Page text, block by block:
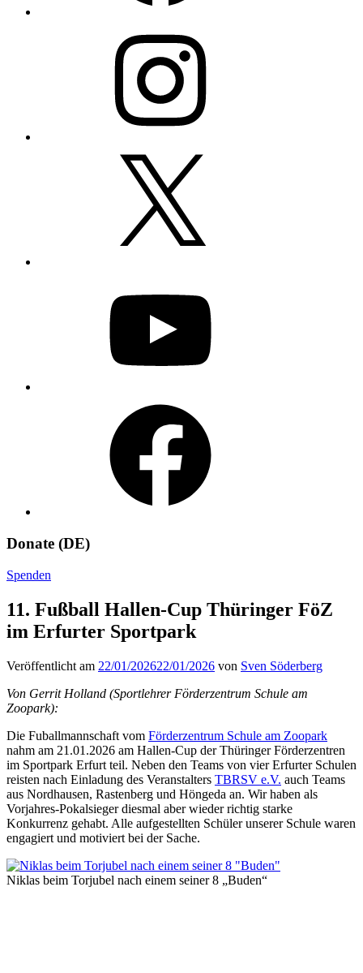
Donate (DE)
Spenden
11. Fußball Hallen-Cup Thüringer FöZ
im Erfurter Sportpark
Veröffentlicht am 22/01/202622/01/2026 von Sven Söderberg
Von Gerrit Holland (Sportlehrer Förderzentrum Schule am
Zoopark):
Die Fuballmannschaft vom Förderzentrum Schule am Zoopark
nahm am 21.01.2026 am Hallen-Cup der Thüringer Förderzentren
im Sportpark Erfurt teil. Neben den Teams von vier Erfurter Schulen
reisten nach Einladung des Veranstalters TBRSV e.V. auch Teams
aus Nordhausen, Rastenberg und Höngeda an. Wir haben als
Vorjahres-Pokalsieger diesmal aber wieder richtig starke
Konkurrenz gehabt. Alle aufgestellten Schüler unserer Schule waren
engagiert und motiviert bei der Sache.
Niklas beim Torjubel nach einem seiner 8 „Buden“